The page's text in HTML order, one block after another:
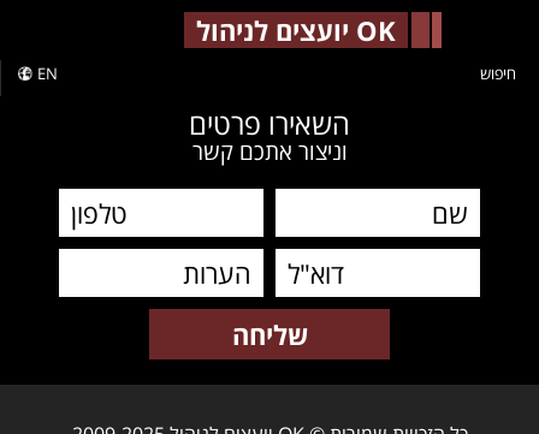
OK יועצים לניהול
EN חיפוש
השאירו פרטים
וניצור אתכם קשר